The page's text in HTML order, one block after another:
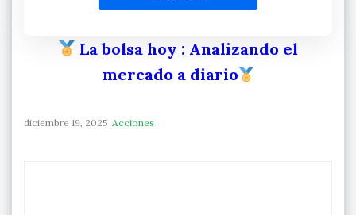
La bolsa hoy : Analizando el
mercado a diario
diciembre 19, 2025 Acciones